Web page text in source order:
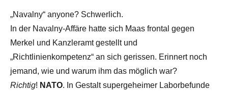
„Navalny“ anyone? Schwerlich.
In der Navalny-Affäre hatte sich Maas frontal gegen
Merkel und Kanzleramt gestellt und
„Richtlinienkompetenz“ an sich gerissen. Erinnert noch
jemand, wie und warum ihm das möglich war?
Richtig! NATO. In Gestalt supergeheimer Laborbefunde